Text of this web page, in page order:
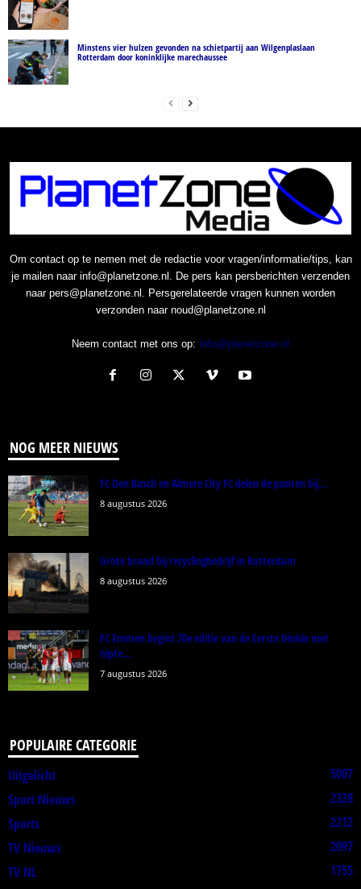
Minstens vier hulzen gevonden na schietpartij aan Wilgenplaslaan
Rotterdam door koninklijke marechaussee
Om contact op te nemen met de redactie voor vragen/informatie/tips, kan
je mailen naar info@planetzone.nl. De pers kan persberichten verzenden
naar pers@planetzone.nl. Persgerelateerde vragen kunnen worden
verzonden naar noud@planetzone.nl
Neem contact met ons op: Info@planetzone.nl
NOG MEER NIEUWS
FC Den Bosch en Almere City FC delen de punten bij...
8 augustus 2026
Grote brand bij recyclingbedrijf in Rotterdam
8 augustus 2026
FC Emmen begint 70e editie van de Eerste Divisie met
nipte...
7 augustus 2026
POPULAIRE CATEGORIE
Uitgelicht
5007
Sport Nieuws
2328
Sports
2212
TV Nieuws
2097
TV NL
1755